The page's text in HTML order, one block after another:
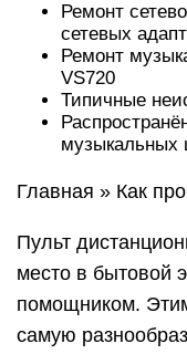
Ремонт
сетевых
Ремонт
VS720
Типичные
музыкальных
Главная » Как
Пульт
место в бытовой
помощником.
самую